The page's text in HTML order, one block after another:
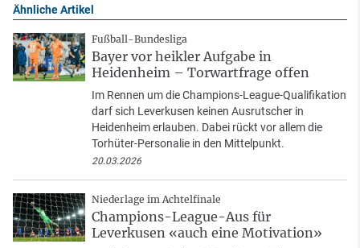
Ähnliche Artikel
Fußball-Bundesliga
Bayer vor heikler Aufgabe in
Heidenheim – Torwartfrage offen
Im Rennen um die Champions-League-Qualifikation
darf sich Leverkusen keinen Ausrutscher in
Heidenheim erlauben. Dabei rückt vor allem die
Torhüter-Personalie in den Mittelpunkt.
20.03.2026
Niederlage im Achtelfinale
Champions-League-Aus für
Leverkusen «auch eine Motivation»